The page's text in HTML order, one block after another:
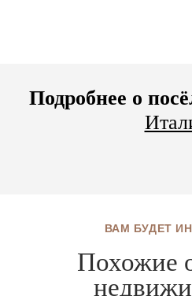
Подробнее о
ВАМ БУДЕТ
Похожие